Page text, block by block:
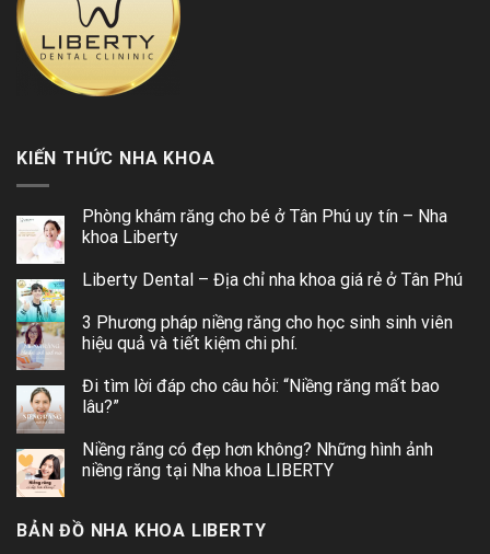
KIẾN THỨC NHA KHOA
Phòng khám răng cho bé ở Tân Phú uy tín – Nha
khoa Liberty
Liberty Dental – Địa chỉ nha khoa giá rẻ ở Tân Phú
3 Phương pháp niềng răng cho học sinh sinh viên
hiệu quả và tiết kiệm chi phí.
Đi tìm lời đáp cho câu hỏi: “Niềng răng mất bao
lâu?”
Niềng răng có đẹp hơn không? Những hình ảnh
niềng răng tại Nha khoa LIBERTY
BẢN ĐỒ NHA KHOA LIBERTY